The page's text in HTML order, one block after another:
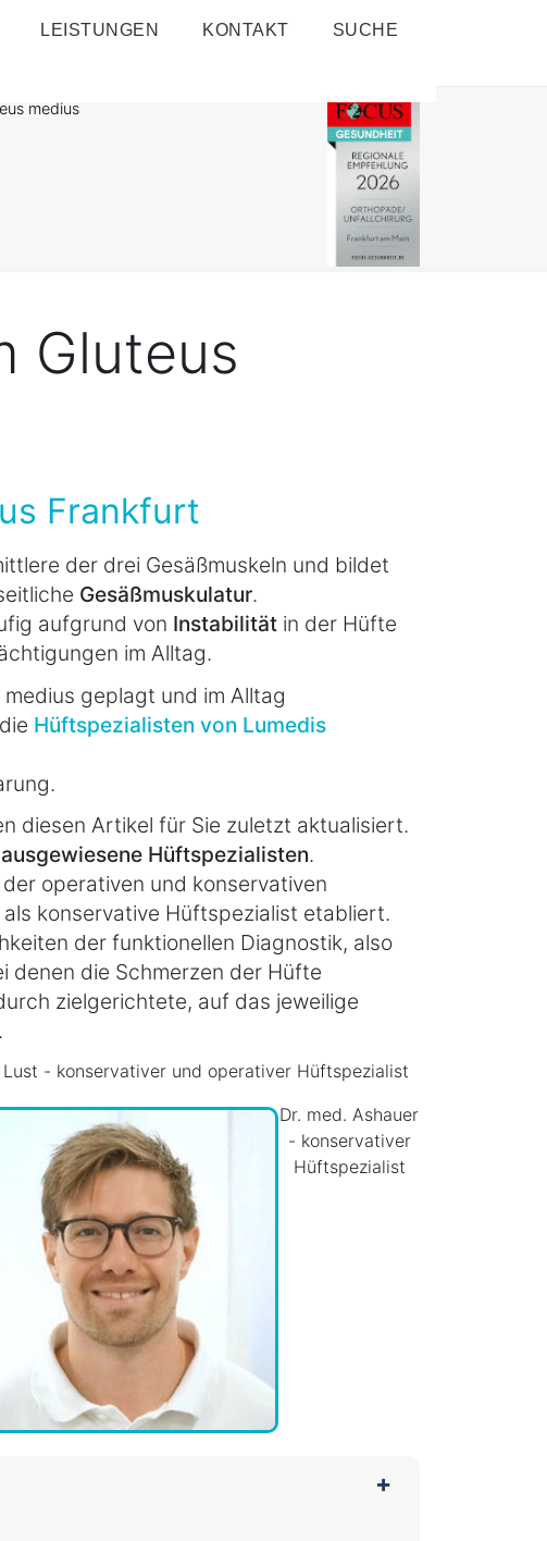
LEISTUNGEN KONTAKT SUCHE
medius
Gluteus
Frankfurt
der drei Gesäßmuskeln und bildet
Gesäßmuskulatur.
aufgrund von Instabilität in der Hüfte
im Alltag.
geplagt und im Alltag
Hüftspezialisten von Lumedis
diesen Artikel für Sie zuletzt aktualisiert.
ausgewiesene Hüftspezialisten.
operativen und konservativen
konservative Hüftspezialist etabliert.
der funktionellen Diagnostik, also
denen die Schmerzen der Hüfte
zielgerichtete, auf das jeweilige
Lust - konservativer und operativer Hüftspezialist
Dr. med. Ashauer
- konservativer
Hüftspezialist